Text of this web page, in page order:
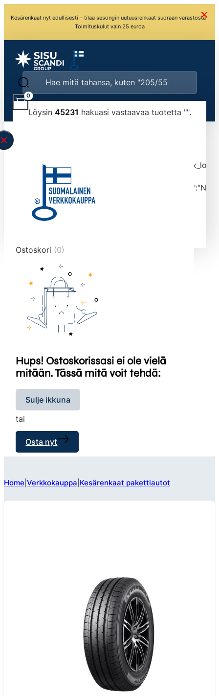
Kesärenkaat nyt edullisesti – tilaa sesongin uutuusrenkaat suoraan varastosta ·
Toimituskulut vain 25 euroa
Löysin 45231 hakuasi vastaavaa tuotetta "".
typed the search query correctly.<br>Currently
tmlmvi","meta_query":
data-original-query-vars="[]" data-page="1"
data-max-pages="4524" data-start="1" data-
end="10">
0
Ostoskori (0)
Hups! Ostoskorissasi ei ole vielä
mitään. Tässä mitä voit tehdä:
Sulje ikkuna
tai
Osta nyt
Home Verkkokauppa Kesärenkaat pakettiautot